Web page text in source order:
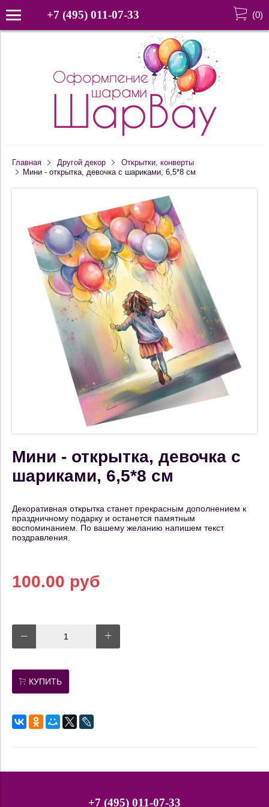
+7 (495) 011-07-33 (0)
Главная Другой декор
Открытки, конверты
Мини - открытка, девочка с шариками, 6,5*8 см
Мини - открытка, девочка с
шариками, 6,5*8 см
Декоративная открытка станет прекрасным дополнением к
праздничному подарку и останется памятным
воспоминанием. По вашему желанию напишем текст
поздравления.
100.00 руб
КУПИТЬ
+7 (495) 011-07-33